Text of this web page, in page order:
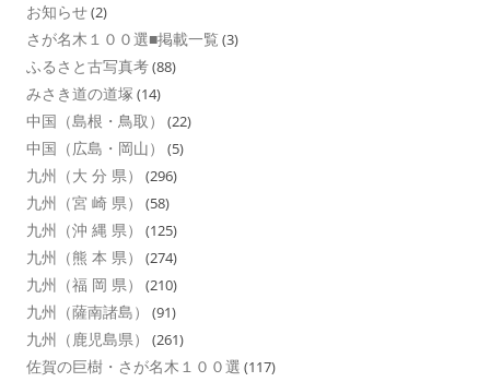
お知らせ(2)
さが名木１００選■掲載一覧 (3)
ふるさと古写真考(88)
みさき道の道塚 (14)
中国（島根・鳥取） (22)
中国（広島・岡山） (5)
九州（大 分 県） (296)
九州（宮 崎 県） (58)
九州（沖 縄 県） (125)
九州（熊 本 県） (274)
九州（福 岡 県） (210)
九州（薩南諸島） (91)
九州（鹿児島県） (261)
佐賀の巨樹・さが名木１００選 (117)